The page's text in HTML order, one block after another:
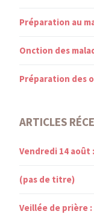
Préparation au
Onction des
Préparation des
ARTICLES
Vendredi 14 août
(pas de titre)
Veillée de prière